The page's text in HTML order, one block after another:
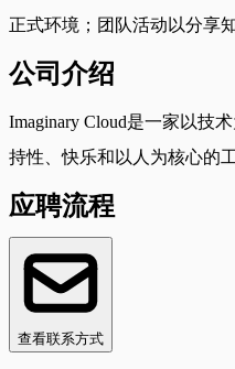
正式环境；团队活动以分享
公司介绍
Imaginary Cloud是一家以技
持性、快乐和以人为核心的
应聘流程
查看联系方式